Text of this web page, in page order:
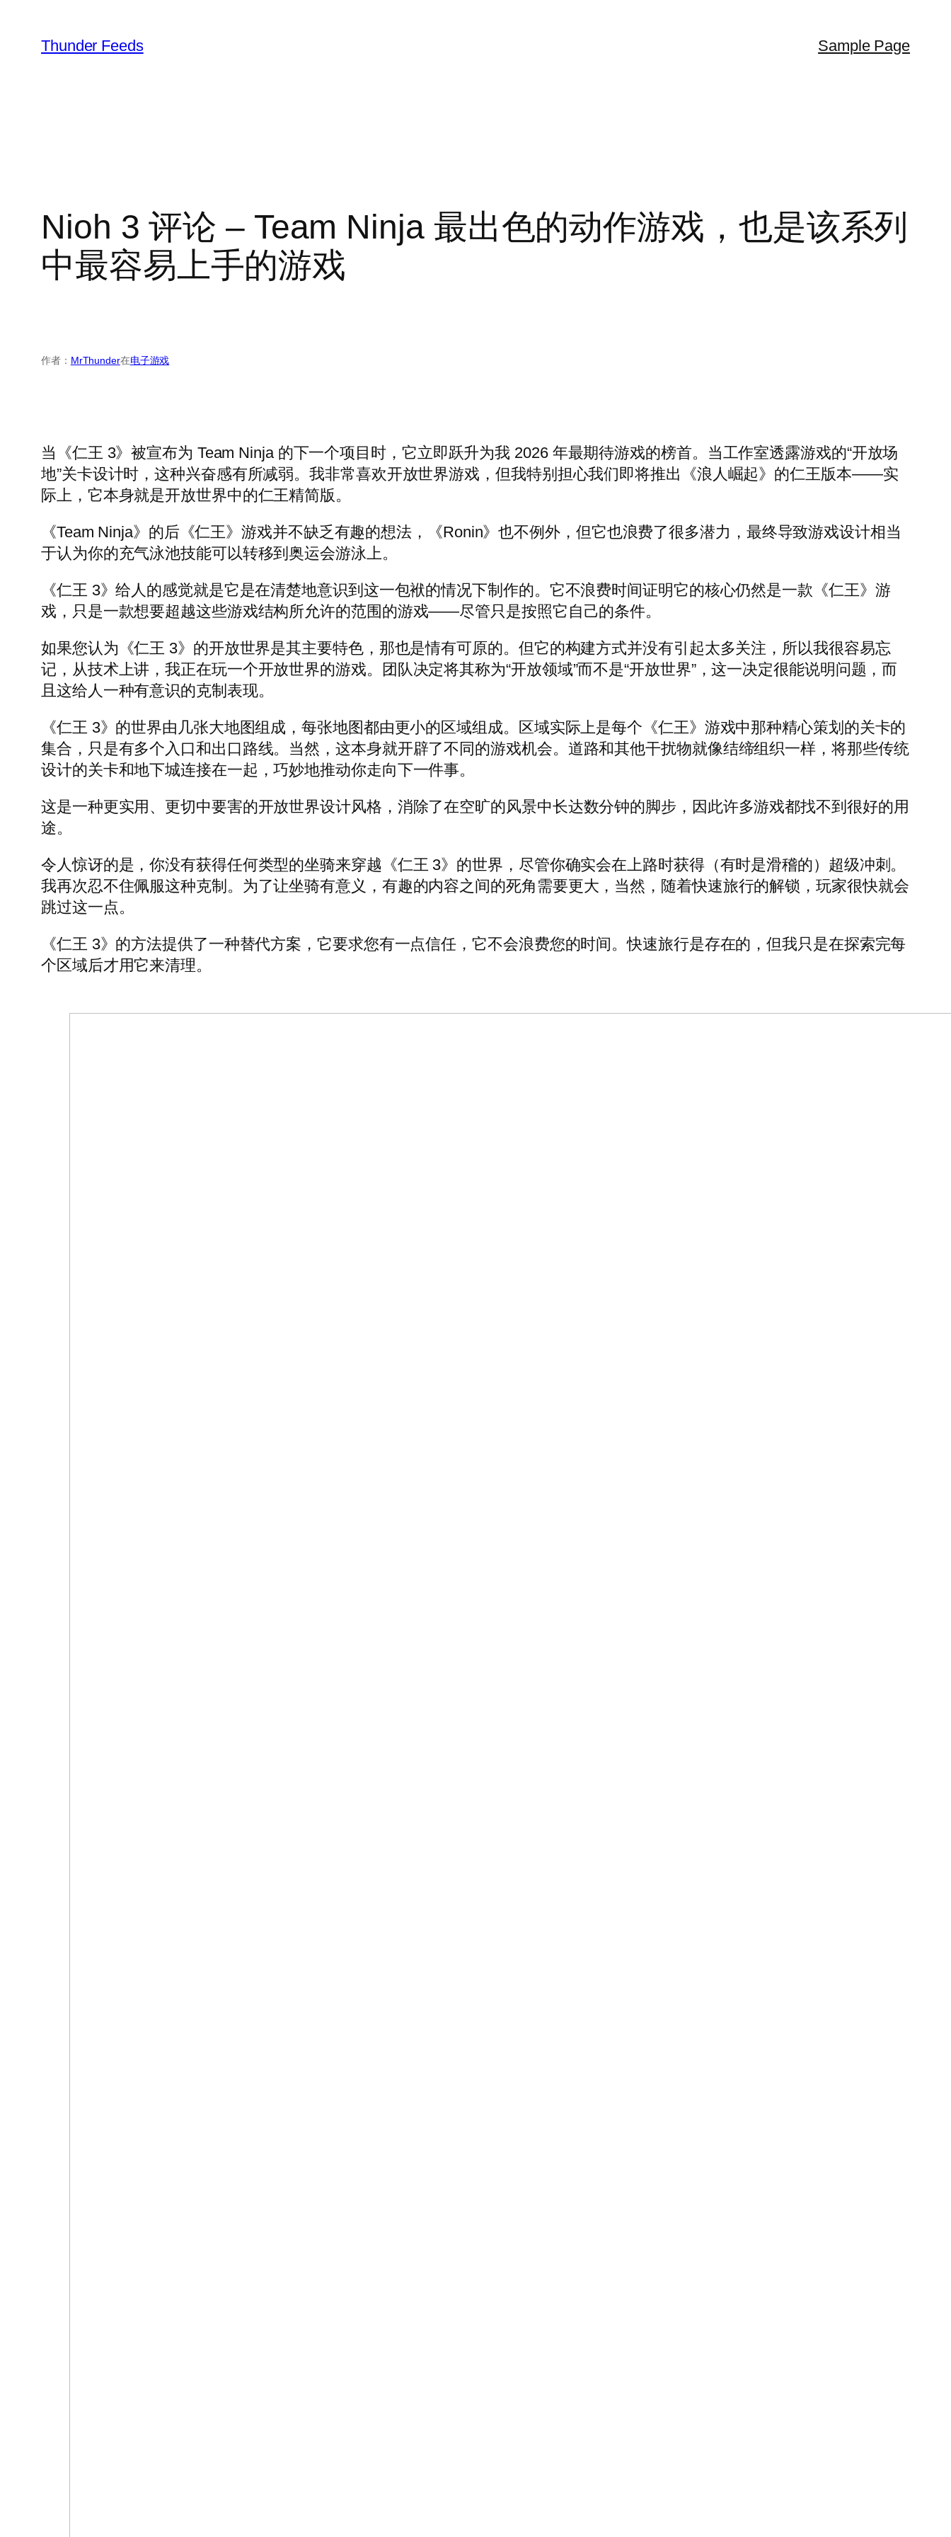
Thunder Feeds Sample Page
Nioh 3 评论 – Team Ninja 最出色的动作游戏，也是该系列
中最容易上手的游戏
作者： MrThunder在电子游戏
当《仁王 3》被宣布为 Team Ninja 的下一个项目时，它立即跃升为我 2026 年最期待游戏的榜首。当工作室透露游戏的“开放场
地”关卡设计时，这种兴奋感有所减弱。我非常喜欢开放世界游戏，但我特别担心我们即将推出《浪人崛起》的仁王版本——实
际上，它本身就是开放世界中的仁王精简版。
《Team Ninja》的后《仁王》游戏并不缺乏有趣的想法，《Ronin》也不例外，但它也浪费了很多潜力，最终导致游戏设计相当
于认为你的充气泳池技能可以转移到奥运会游泳上。
《仁王 3》给人的感觉就是它是在清楚地意识到这一包袱的情况下制作的。它不浪费时间证明它的核心仍然是一款《仁王》游
戏，只是一款想要超越这些游戏结构所允许的范围的游戏——尽管只是按照它自己的条件。
如果您认为《仁王 3》的开放世界是其主要特色，那也是情有可原的。但它的构建方式并没有引起太多关注，所以我很容易忘
记，从技术上讲，我正在玩一个开放世界的游戏。团队决定将其称为“开放领域”而不是“开放世界”，这一决定很能说明问题，而
且这给人一种有意识的克制表现。
《仁王 3》的世界由几张大地图组成，每张地图都由更小的区域组成。区域实际上是每个《仁王》游戏中那种精心策划的关卡的
集合，只是有多个入口和出口路线。当然，这本身就开辟了不同的游戏机会。道路和其他干扰物就像结缔组织一样，将那些传统
设计的关卡和地下城连接在一起，巧妙地推动你走向下一件事。
这是一种更实用、更切中要害的开放世界设计风格，消除了在空旷的风景中长达数分钟的脚步，因此许多游戏都找不到很好的用
途。
令人惊讶的是，你没有获得任何类型的坐骑来穿越《仁王 3》的世界，尽管你确实会在上路时获得（有时是滑稽的）超级冲刺。
我再次忍不住佩服这种克制。为了让坐骑有意义，有趣的内容之间的死角需要更大，当然，随着快速旅行的解锁，玩家很快就会
跳过这一点。
《仁王 3》的方法提供了一种替代方案，它要求您有一点信任，它不会浪费您的时间。快速旅行是存在的，但我只是在探索完每
个区域后才用它来清理。